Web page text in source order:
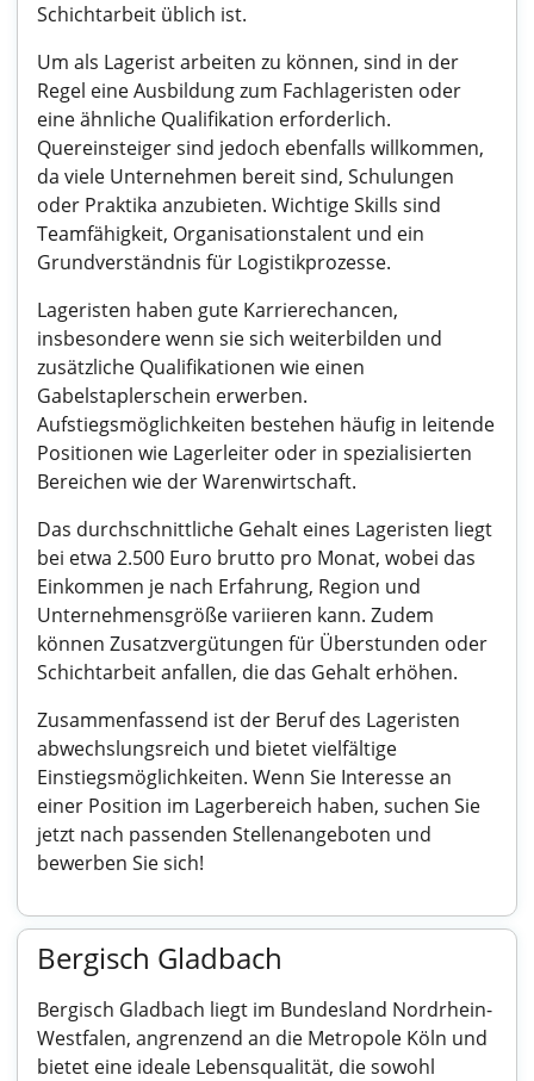
Schichtarbeit üblich ist.
Um als Lagerist arbeiten zu können, sind in der
Regel eine Ausbildung zum Fachlageristen oder
eine ähnliche Qualifikation erforderlich.
Quereinsteiger sind jedoch ebenfalls willkommen,
da viele Unternehmen bereit sind, Schulungen
oder Praktika anzubieten. Wichtige Skills sind
Teamfähigkeit, Organisationstalent und ein
Grundverständnis für Logistikprozesse.
Lageristen haben gute Karrierechancen,
insbesondere wenn sie sich weiterbilden und
zusätzliche Qualifikationen wie einen
Gabelstaplerschein erwerben.
Aufstiegsmöglichkeiten bestehen häufig in leitende
Positionen wie Lagerleiter oder in spezialisierten
Bereichen wie der Warenwirtschaft.
Das durchschnittliche Gehalt eines Lageristen liegt
bei etwa 2.500 Euro brutto pro Monat, wobei das
Einkommen je nach Erfahrung, Region und
Unternehmensgröße variieren kann. Zudem
können Zusatzvergütungen für Überstunden oder
Schichtarbeit anfallen, die das Gehalt erhöhen.
Zusammenfassend ist der Beruf des Lageristen
abwechslungsreich und bietet vielfältige
Einstiegsmöglichkeiten. Wenn Sie Interesse an
einer Position im Lagerbereich haben, suchen Sie
jetzt nach passenden Stellenangeboten und
bewerben Sie sich!
Bergisch Gladbach
Bergisch Gladbach liegt im Bundesland Nordrhein-
Westfalen, angrenzend an die Metropole Köln und
bietet eine ideale Lebensqualität, die sowohl